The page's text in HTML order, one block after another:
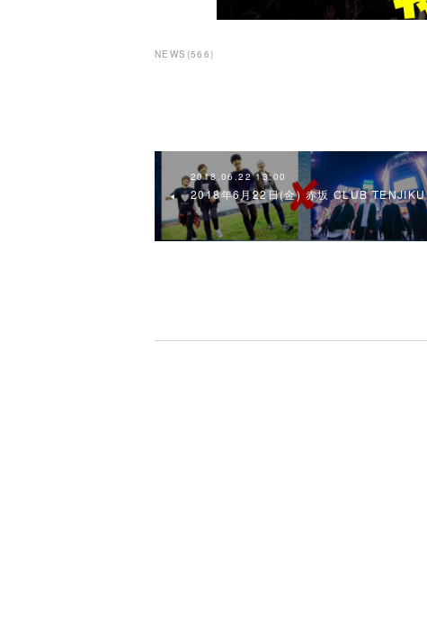
NEWS (566)
2018.06.22 13:00
2018年6月22日(金) 赤坂 CLUB TENJIKU